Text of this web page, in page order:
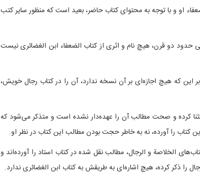
او و با توجه به محتوای کتاب حاضر، بعید است که منظور سایر کتب
حدود دو قرن، هیچ نام و اثری از کتاب الضعفاء ابن الغضائری نیست
این که هیچ اجازه‌ای بر آن نسخه ندارد، آن را در کتاب رجال خویش،
کرده و صحت مطالب آن را عهده‌دار نشده است و متذکر می‌شود که
را آورده، نه به خاطر حجت بودن مطالب این کتاب در نظر او.
الخلاصة و الرجال، مطالب نقل شده در کتاب استاد را آورده‌اند و
ذکر کرده، هیچ اشاره‌ای به طریقش به کتاب ابن الغضائری ندارد.